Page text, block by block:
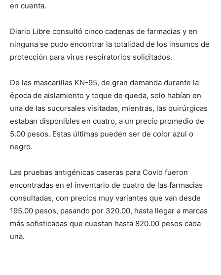
en cuenta.
Diario Libre consultó cinco cadenas de farmacias y en
ninguna se pudo encontrar la totalidad de los insumos de
protección para virus respiratorios solicitados.
De las mascarillas KN-95, de gran demanda durante la
época de aislamiento y toque de queda, solo habían en
una de las sucursales visitadas, mientras, las quirúrgicas
estaban disponibles en cuatro, a un precio promedio de
5.00 pesos. Estas últimas pueden ser de color azul o
negro.
Las pruebas antigénicas caseras para Covid fueron
encontradas en el inventario de cuatro de las farmacias
consultadas, con precios muy variantes que van desde
195.00 pesos, pasando por 320.00, hasta llegar a marcas
más sofisticadas que cuestan hasta 820.00 pesos cada
una.